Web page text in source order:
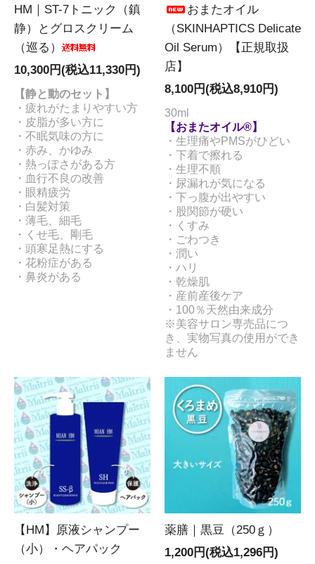
HM｜ST-7トニック（鎮
静）とグロスクリーム
（巡る）
10,300円(税込11,330円)
【静と動のセット】
・疲れがたまりやすい方
・皮脂が多い方に
・不眠気味の方に
・赤み、かゆみ
・熱っぽさがある方
・血行不良の改善
・眼精疲労
・白髪対策
・薄毛、細毛
・くせ毛、剛毛
・頭寒足熱にする
・花粉症がある
・鼻炎がある
おまたオイル
（SKINHAPTICS Delicate
Oil Serum）【正規取扱
店】
8,100円(税込8,910円)
30ml
【おまたオイル®】
・生理痛やPMSがひどい
・下着で擦れる
・生理不順
・尿漏れが気になる
・下っ腹が出やすい
・股関節が硬い
・くすみ
・ごわつき
・潤い
・ハリ
・乾燥肌
・産前産後ケア
・100％天然由来成分
※美容サロン専売品につ
き、実物写真の使用ができ
ません
【HM】原液シャンプー
（小）・ヘアパック
薬膳｜黒豆（250ｇ）
1,200円(税込1,296円)